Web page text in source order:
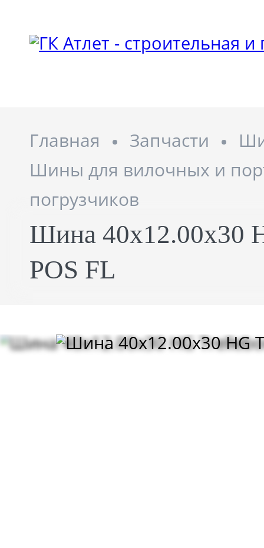
Главная Запчасти
Шины для вилочных и
погрузчиков
Шина 40x12.00x30
POS FL